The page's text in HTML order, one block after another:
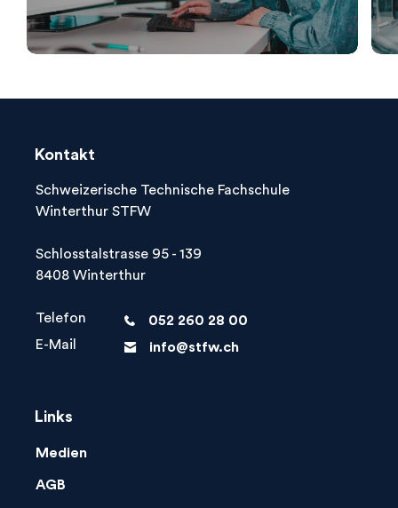
Kontakt
Schweizerische Technische Fachschule
Winterthur STFW
Schlosstalstrasse 95 - 139
8408 Winterthur
Telefon phone
052 260 28 00
E-Mail
letter info@stfw.ch
Links
Medien
AGB
search Ihre Suche...
Herausfinden, was zu Ihnen passt! Tooly